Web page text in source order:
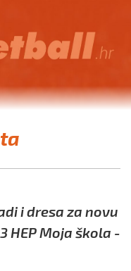
i dresa za novu
HEP Moja škola -